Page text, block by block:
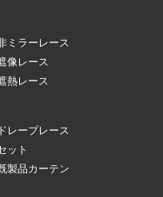
ミラーレース
像レース
熱レース
ドレープレース
ット
製品カーテン